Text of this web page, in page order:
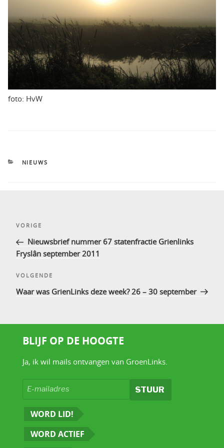
foto: HvW
CATEGORIEËN
NIEUWS
Vorig
bericht
VORIGE
Nieuwsbrief nummer 67 statenfractie Grienlinks
Fryslân september 2011
Volgend
bericht
VOLGENDE
Waar was GrienLinks deze week? 26 – 30 september
BLIJF OP DE HOOGTE
Ja, ik wil mails ontvangen van GroenLinks.
WORD LID!
WORD ACTIEF